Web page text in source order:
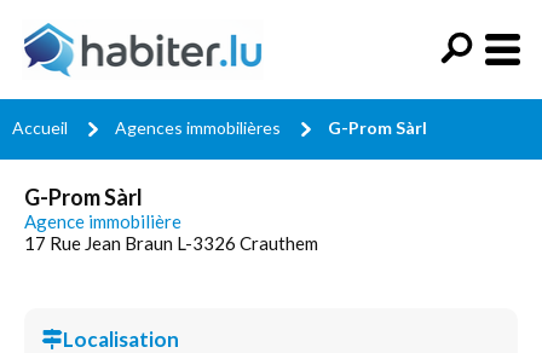
Accueil Agences immobilières G-Prom Sàrl
G-Prom Sàrl
Agence immobilière
17 Rue Jean Braun L-3326 Crauthem
Localisation